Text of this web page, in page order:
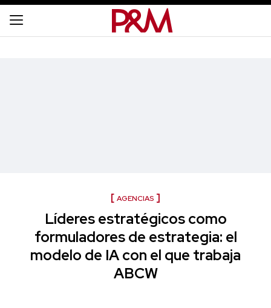
AGENCIAS
Líderes estratégicos como
formuladores de estrategia: el
modelo de IA con el que trabaja
ABCW